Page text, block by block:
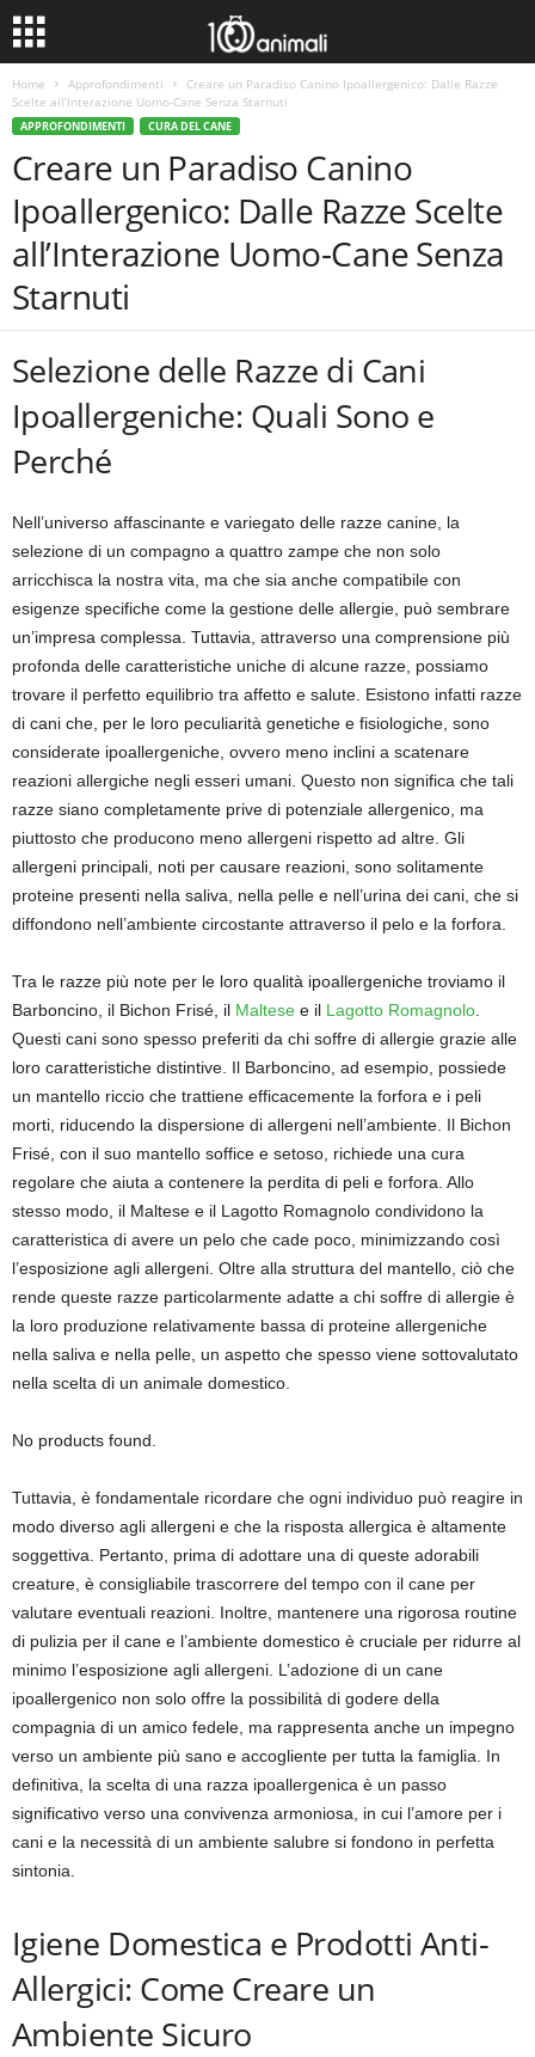
Home Approfondimenti
Creare un Paradiso Canino Ipoallergenico: Dalle Razze
Scelte all’Interazione Uomo-Cane Senza Starnuti
APPROFONDIMENTI CURA DEL CANE
Creare un Paradiso Canino
Ipoallergenico: Dalle Razze Scelte
all’Interazione Uomo-Cane Senza
Starnuti
Selezione delle Razze di Cani
Ipoallergeniche: Quali Sono e
Perché
Nell’universo affascinante e variegato delle razze canine, la
selezione di un compagno a quattro zampe che non solo
arricchisca la nostra vita, ma che sia anche compatibile con
esigenze specifiche come la gestione delle allergie, può sembrare
un’impresa complessa. Tuttavia, attraverso una comprensione più
profonda delle caratteristiche uniche di alcune razze, possiamo
trovare il perfetto equilibrio tra affetto e salute. Esistono infatti razze
di cani che, per le loro peculiarità genetiche e fisiologiche, sono
considerate ipoallergeniche, ovvero meno inclini a scatenare
reazioni allergiche negli esseri umani. Questo non significa che tali
razze siano completamente prive di potenziale allergenico, ma
piuttosto che producono meno allergeni rispetto ad altre. Gli
allergeni principali, noti per causare reazioni, sono solitamente
proteine presenti nella saliva, nella pelle e nell’urina dei cani, che si
diffondono nell’ambiente circostante attraverso il pelo e la forfora.
Tra le razze più note per le loro qualità ipoallergeniche troviamo il
Barboncino, il Bichon Frisé, il Maltese e il Lagotto Romagnolo
Questi cani sono spesso preferiti da chi soffre di allergie grazie alle
loro caratteristiche distintive. Il Barboncino, ad esempio, possiede
un mantello riccio che trattiene efficacemente la forfora e i peli
morti, riducendo la dispersione di allergeni nell’ambiente. Il Bichon
Frisé, con il suo mantello soffice e setoso, richiede una cura
regolare che aiuta a contenere la perdita di peli e forfora. Allo
stesso modo, il Maltese e il Lagotto Romagnolo condividono la
caratteristica di avere un pelo che cade poco, minimizzando così
l’esposizione agli allergeni. Oltre alla struttura del mantello, ciò che
rende queste razze particolarmente adatte a chi soffre di allergie è
la loro produzione relativamente bassa di proteine allergeniche
nella saliva e nella pelle, un aspetto che spesso viene sottovalutato
nella scelta di un animale domestico.
No products found.
Tuttavia, è fondamentale ricordare che ogni individuo può reagire in
modo diverso agli allergeni e che la risposta allergica è altamente
soggettiva. Pertanto, prima di adottare una di queste adorabili
creature, è consigliabile trascorrere del tempo con il cane per
valutare eventuali reazioni. Inoltre, mantenere una rigorosa routine
di pulizia per il cane e l’ambiente domestico è cruciale per ridurre al
minimo l’esposizione agli allergeni. L’adozione di un cane
ipoallergenico non solo offre la possibilità di godere della
compagnia di un amico fedele, ma rappresenta anche un impegno
verso un ambiente più sano e accogliente per tutta la famiglia. In
definitiva, la scelta di una razza ipoallergenica è un passo
significativo verso una convivenza armoniosa, in cui l’amore per i
cani e la necessità di un ambiente salubre si fondono in perfetta
sintonia.
Igiene Domestica e Prodotti Anti-
Allergici: Come Creare un
Ambiente Sicuro